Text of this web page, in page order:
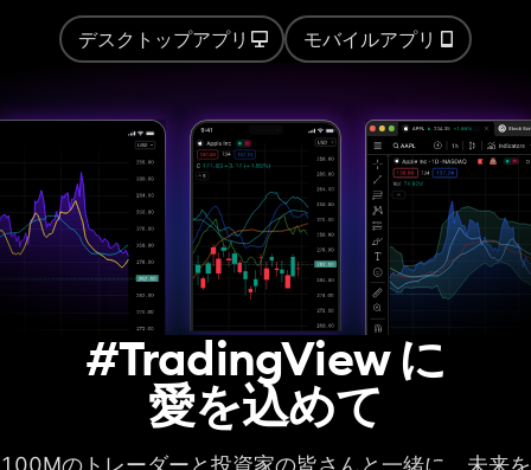
計算時間の制限 20秒 40秒 40秒
ターン
ストラテジーバックテス
基本的なレポート指
標
高度なレポート指標
取引履歴をCSVでエ
レポートをXLSXでエ
ディープバックテス
デスクトップアプリ モバイルアプリ
#TradingView に
愛を込めて
100Mのトレーダーと投資家の皆さんと一緒に、未来を